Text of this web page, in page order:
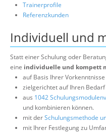
Trainerprofile
Referenzkunden
Individuell und
Statt einer Schulung oder
eine individuelle und kompett
auf Basis Ihrer Vorkenntnisse
zielgerichtet auf Ihren Bedarf
aus 1042
und kombinieren können.
mit derSchulungsmethode
mit Ihrer Festlegung zu